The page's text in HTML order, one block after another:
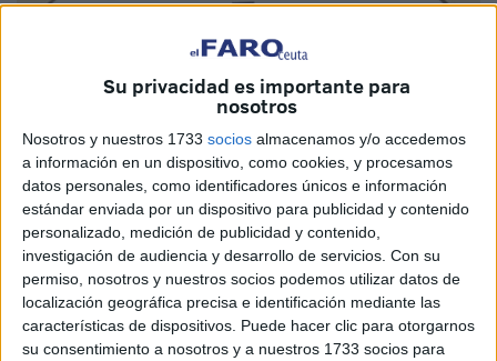
Su privacidad es importante para
nosotros
Nosotros y nuestros 1733 socios almacenamos y/o accedemos
a información en un dispositivo, como cookies, y procesamos
datos personales, como identificadores únicos e información
estándar enviada por un dispositivo para publicidad y contenido
personalizado, medición de publicidad y contenido,
investigación de audiencia y desarrollo de servicios. Con su
permiso, nosotros y nuestros socios podemos utilizar datos de
localización geográfica precisa e identificación mediante las
características de dispositivos. Puede hacer clic para otorgarnos
su consentimiento a nosotros y a nuestros 1733 socios para
Imagen cedida
ElClub Baloncesto La Inmaculadaviajaba este pasado
fin de semana de Ceuta a la localidad hermana de Los
Barrios, para disputar varios amistosos frente alClub
Montera de Los Barrios.